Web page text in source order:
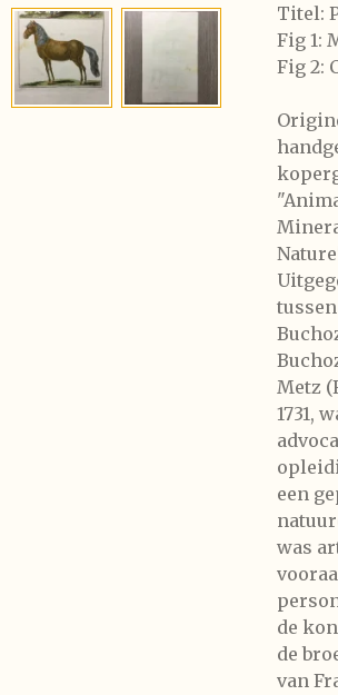
Titel:
Fig 1:
Fig 2:
tussen
Metz
1731,
een
was
de
de
van